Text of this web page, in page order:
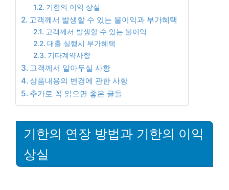
기한의 이익 상실
고객께서 발생할 수 있는 불이익과 부가혜택
고객께서 발생할 수 있는 불이익
대출 실행시 부가혜택
기타계약사항
고객께서 알아두실 사항
상품내용의 변경에 관한 사항
추가로 꼭 읽으면 좋은 글들
기한의 연장 방법과 기한의 이익
상실